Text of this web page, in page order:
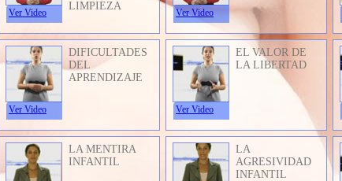
Ver Video
LIMPIEZA
Ver Video
Ver Video
DIFICULTADES
DEL
APRENDIZAJE
Ver Video
EL VALOR DE
LA LIBERTAD
LA MENTIRA
INFANTIL
LA
AGRESIVIDAD
INFANTIL